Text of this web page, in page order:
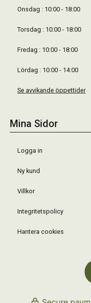
Onsdag : 10:00 - 18:00
Torsdag : 10:00 - 18:00
Fredag : 10:00 - 18:00
Lördag : 10:00 - 14:00
Se avvikande öppettider
Mina Sidor
Logga in
Ny kund
Villkor
Integritetspolicy
Hantera cookies